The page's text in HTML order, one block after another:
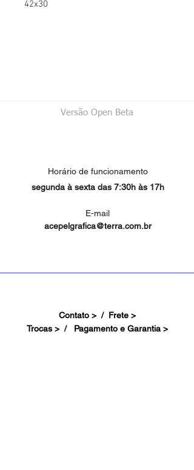
42x30
Versão Open Beta
Horário de funcionamento
segunda à sexta das 7:30h às 17h
E-mail
acepelgrafica@terra.com.br
Contato > / Frete >
Trocas > / Pagamento e Garantia >